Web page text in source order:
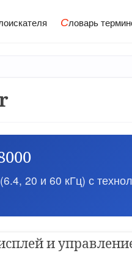
Словарь
20 и 60 кГц) с
и